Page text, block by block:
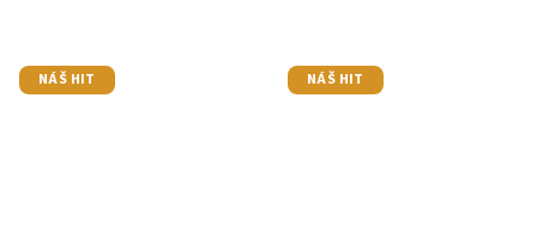
NÁŠ HIT NÁŠ HIT